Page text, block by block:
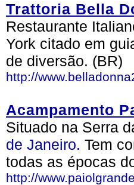
Trattoria Bella
Restaurante
York citado em
de diversão. (BR)
http://
Acampamento
Situado na Serra
de Janeiro. Tem
todas as épocas
http://